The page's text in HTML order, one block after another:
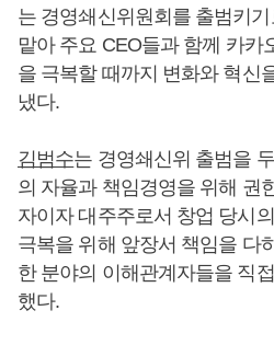
는 경영쇄신위원회를 출범키
맡아 주요 CEO들과 함께 카카
을 극복할 때까지 변화와 혁신
냈다.
김범수는 경영쇄신위 출범을
의 자율과 책임경영을 위해 권
자이자 대주주로서 창업 당시
극복을 위해 앞장서 책임을 다
한 분야의 이해관계자들을 직
했다.